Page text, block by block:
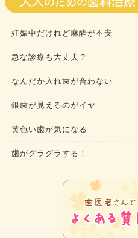
妊娠中だけれど麻酔が不安
急な診療も大丈夫？
なんだか入れ歯が合わない
銀歯が見えるのがイヤ
黄色い歯が気になる
歯がグラグラする！